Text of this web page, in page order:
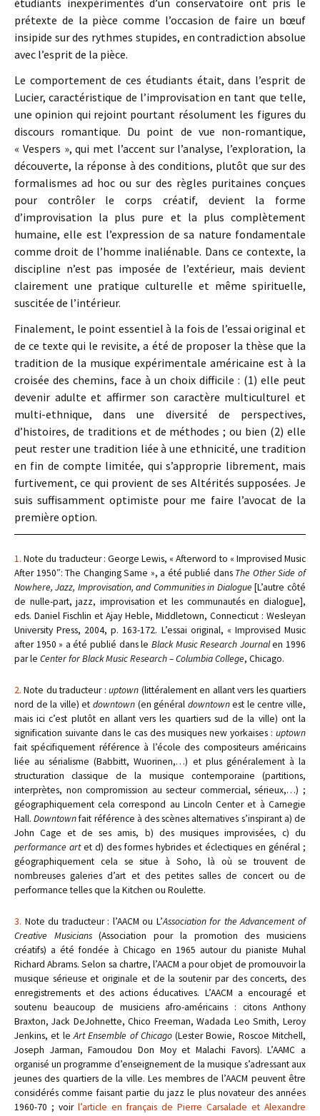
étudiants inexpérimentés d’un conservatoire ont pris le
prétexte de la pièce comme l’occasion de faire un bœuf
insipide sur des rythmes stupides, en contradiction absolue
avec l’esprit de la pièce.
Le comportement de ces étudiants était, dans l’esprit de
Lucier, caractéristique de l’improvisation en tant que telle,
une opinion qui rejoint pourtant résolument les figures du
discours romantique. Du point de vue non-romantique,
« Vespers », qui met l’accent sur l’analyse, l’exploration, la
découverte, la réponse à des conditions, plutôt que sur des
formalismes ad hoc ou sur des règles puritaines conçues
pour contrôler le corps créatif, devient la forme
d’improvisation la plus pure et la plus complètement
humaine, elle est l’expression de sa nature fondamentale
comme droit de l’homme inaliénable. Dans ce contexte, la
discipline n’est pas imposée de l’extérieur, mais devient
clairement une pratique culturelle et même spirituelle,
suscitée de l’intérieur.
Finalement, le point essentiel à la fois de l’essai original et
de ce texte qui le revisite, a été de proposer la thèse que la
tradition de la musique expérimentale américaine est à la
croisée des chemins, face à un choix difficile : (1) elle peut
devenir adulte et affirmer son caractère multiculturel et
multi-ethnique, dans une diversité de perspectives,
d’histoires, de traditions et de méthodes ; ou bien (2) elle
peut rester une tradition liée à une ethnicité, une tradition
en fin de compte limitée, qui s’approprie librement, mais
furtivement, ce qui provient de ses Altérités supposées. Je
suis suffisamment optimiste pour me faire l’avocat de la
première option.
1.Note du traducteur : George Lewis, « Afterword to « Improvised Music
After 1950″: The Changing Same », a été publié dans The Other Side of
Nowhere, Jazz, Improvisation, and Communities in Dialogue [L’autre côté
de nulle-part, jazz, improvisation et les communautés en dialogue],
eds. Daniel Fischlin et Ajay Heble, Middletown, Connecticut : Wesleyan
University Press, 2004, p. 163-172. L’essai original, « Improvised Music
after 1950 » a été publié dans le Black Music Research Journalen 1996
par le Center for Black Music Research – Columbia College, Chicago.
2.Note du traducteur :uptown (littéralement en allant vers les quartiers
nord de la ville) et downtown(en général downtownest le centre ville,
mais ici c’est plutôt en allant vers les quartiers sud de la ville) ont la
signification suivante dans le cas des musiques new yorkaises : uptown
fait spécifiquement référence à l’école des compositeurs américains
liée au sérialisme (Babbitt, Wuorinen,…) et plus généralement à la
structuration classique de la musique contemporaine (partitions,
interprètes, non compromission au secteur commercial, sérieux,…) ;
géographiquement cela correspond au Lincoln Center et à Carnegie
Hall.Downtownfait référence à des scènes alternatives s’inspirant a) de
John Cage et de ses amis, b) des musiques improvisées, c) du
performance artet d) des formes hybrides et éclectiques en général ;
géographiquement cela se situe à Soho, là où se trouvent de
nombreuses galeries d’art et des petites salles de concert ou de
performance telles que la Kitchen ou Roulette.
3. Note du traducteur : l’AACM ou L’Association for the Advancement of
Creative Musicians(Association pour la promotion des musiciens
créatifs) a été fondée à Chicago en 1965 autour du pianiste Muhal
Richard Abrams. Selon sa chartre, l’AACM a pour objet de promouvoir la
musique sérieuse et originale et de la soutenir par des concerts, des
enregistrements et des actions éducatives. L’AACM a encouragé et
soutenu beaucoup de musiciens afro-américains : citons Anthony
Braxton, Jack DeJohnette, Chico Freeman, Wadada Leo Smith, Leroy
Jenkins, et leArt Ensemble of Chicago(Lester Bowie, Roscoe Mitchell,
Joseph Jarman, Famoudou Don Moy et Malachi Favors). L’AAMC a
organisé un programme d’enseignement de la musique s’adressant aux
jeunes des quartiers de la ville. Les membres de l’AACM peuvent être
considérés comme faisant partie du jazz le plus novateur des années
1960-70 ; voir l’article en français de Pierre Carsalade et Alexandre